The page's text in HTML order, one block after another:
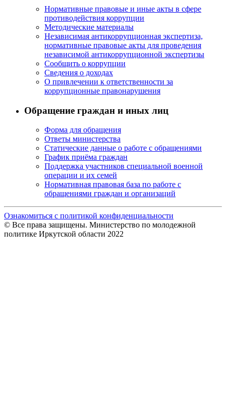
Нормативные правовые и иные акты в сфере
противодействия коррупции
Методические материалы
Независимая антикоррупционная экспертиза,
нормативные правовые акты для проведения
независимой антикоррупционной экспертизы
Сообщить о коррупции
Сведения о доходах
О привлечении к ответственности за
коррупционные правонарушения
Обращение граждан и иных лиц
Форма для обращения
Ответы министерства
Статические данные о работе с обращениями
График приёма граждан
Поддержка участников специальной военной
операции и их семей
Нормативная правовая база по работе с
обращениями граждан и организаций
Ознакомиться с политикой конфиденциальности
© Все права защищены. Министерство по молодежной
политике Иркутской области 2022